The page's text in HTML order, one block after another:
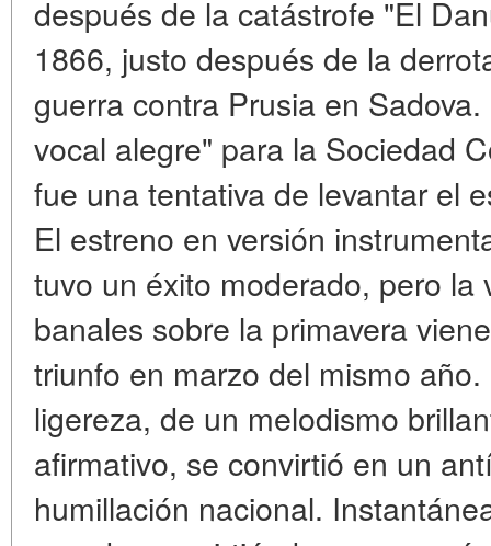
después de la catástrofe "El
1866, justo después de la
guerra contra Prusia en
vocal alegre" para la Sociedad
fue una tentativa de levantar el
El estreno en versión
tuvo un éxito moderado, pero la
banales sobre la primavera
triunfo en marzo del mismo
ligereza, de un melodismo
afirmativo, se convirtió en un
humillación nacional.